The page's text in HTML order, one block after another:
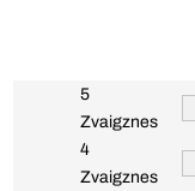
5
Zvaigznes
4
Zvaigznes